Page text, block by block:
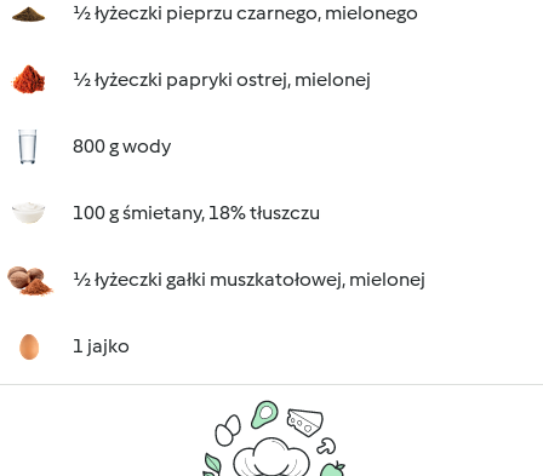
½ łyżeczki pieprzu czarnego, mielonego
½ łyżeczki papryki ostrej, mielonej
800 g wody
100 g śmietany, 18% tłuszczu
½ łyżeczki gałki muszkatołowej, mielonej
1 jajko